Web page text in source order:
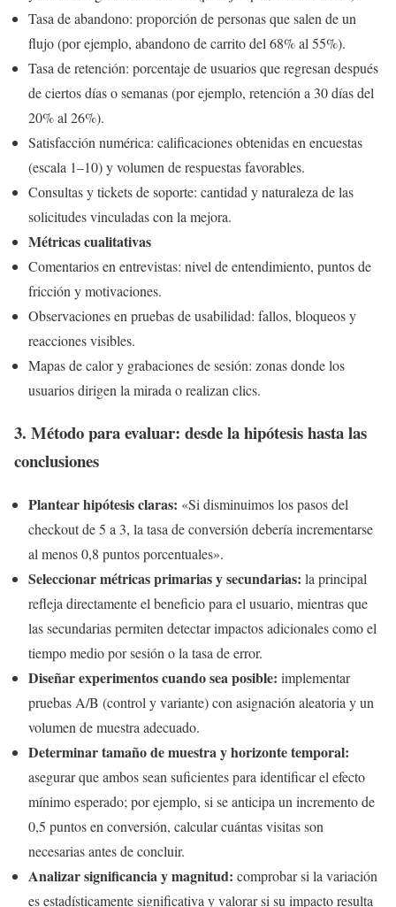
Tasa de abandono: proporción de personas que salen de un
flujo (por ejemplo, abandono de carrito del 68% al 55%).
Tasa de retención: porcentaje de usuarios que regresan después
de ciertos días o semanas (por ejemplo, retención a 30 días del
20% al 26%).
Satisfacción numérica: calificaciones obtenidas en encuestas
(escala 1–10) y volumen de respuestas favorables.
Consultas y tickets de soporte: cantidad y naturaleza de las
solicitudes vinculadas con la mejora.
Métricas cualitativas
Comentarios en entrevistas: nivel de entendimiento, puntos de
fricción y motivaciones.
Observaciones en pruebas de usabilidad: fallos, bloqueos y
reacciones visibles.
Mapas de calor y grabaciones de sesión: zonas donde los
usuarios dirigen la mirada o realizan clics.
3. Método para evaluar: desde la hipótesis hasta las
conclusiones
Plantear hipótesis claras: «Si disminuimos los pasos del
checkout de 5 a 3, la tasa de conversión debería incrementarse
al menos 0,8 puntos porcentuales».
Seleccionar métricas primarias y secundarias: la principal
refleja directamente el beneficio para el usuario, mientras que
las secundarias permiten detectar impactos adicionales como el
tiempo medio por sesión o la tasa de error.
Diseñar experimentos cuando sea posible: implementar
pruebas A/B (control y variante) con asignación aleatoria y un
volumen de muestra adecuado.
Determinar tamaño de muestra y horizonte temporal:
asegurar que ambos sean suficientes para identificar el efecto
mínimo esperado; por ejemplo, si se anticipa un incremento de
0,5 puntos en conversión, calcular cuántas visitas son
necesarias antes de concluir.
Analizar significancia y magnitud: comprobar si la variación
es estadísticamente significativa y valorar si su impacto resulta